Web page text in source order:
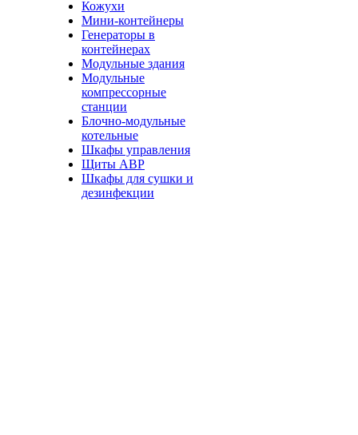
Кожухи
Мини-контейнеры
Генераторы в
контейнерах
Модульные здания
Модульные
компрессорные
станции
Блочно-модульные
котельные
Шкафы управления
Щиты АВР
Шкафы для сушки и
дезинфекции